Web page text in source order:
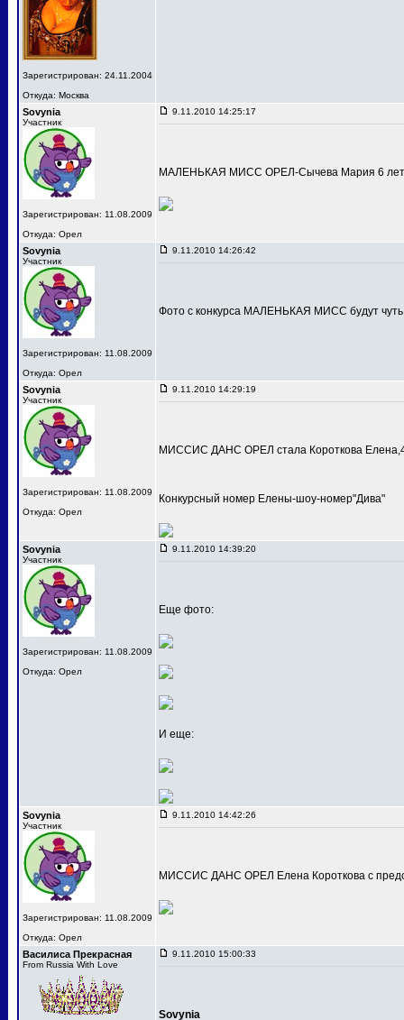
Зарегистрирован: 24.11.2004
Откуда: Москва
Sovynia
Участник
Зарегистрирован: 11.08.2009
Откуда: Орел
9.11.2010 14:25:17
МАЛЕНЬКАЯ МИСС ОРЕЛ-Сычева Мария 6
Sovynia
Участник
Зарегистрирован: 11.08.2009
Откуда: Орел
9.11.2010 14:26:42
Фото с конкурса МАЛЕНЬКАЯ МИСС будут
Sovynia
Участник
Зарегистрирован: 11.08.2009
Откуда: Орел
9.11.2010 14:29:19
МИССИС ДАНС ОРЕЛ стала Короткова
Конкурсный номер Елены-шоу-номер"Дива"
Sovynia
Участник
Зарегистрирован: 11.08.2009
Откуда: Орел
9.11.2010 14:39:20
Еще фото:
И еще:
Sovynia
Участник
Зарегистрирован: 11.08.2009
Откуда: Орел
9.11.2010 14:42:26
МИССИС ДАНС ОРЕЛ Елена Короткова с
Василиса Прекрасная
From Russia With Love
9.11.2010 15:00:33
Sovynia